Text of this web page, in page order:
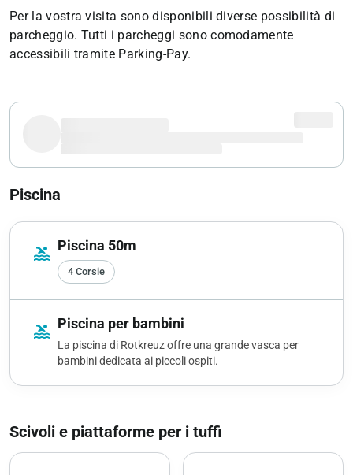
Per la vostra visita sono disponibili diverse possibilità di
parcheggio. Tutti i parcheggi sono comodamente
accessibili tramite Parking-Pay.
Piscina
pool Piscina 50m
4 Corsie
pool Piscina per bambini
La piscina di Rotkreuz offre una grande vasca per
bambini dedicata ai piccoli ospiti.
Scivoli e piattaforme per i tuffi